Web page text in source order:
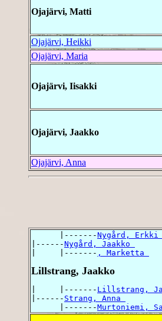
Ojajärvi, Matti
Ojajärvi, Heikki
Ojajärvi, Maria
Ojajärvi, Iisakki
Ojajärvi, Jaakko
Ojajärvi, Anna
      |-------
Nygård, Erkki
|------Nygård, Jaakko
|     |------- , Marketta
Lillstrang, Jaakko
|     |------- Lillstrang,
|------ Strang, Anna
      |-------
Murtoniemi,